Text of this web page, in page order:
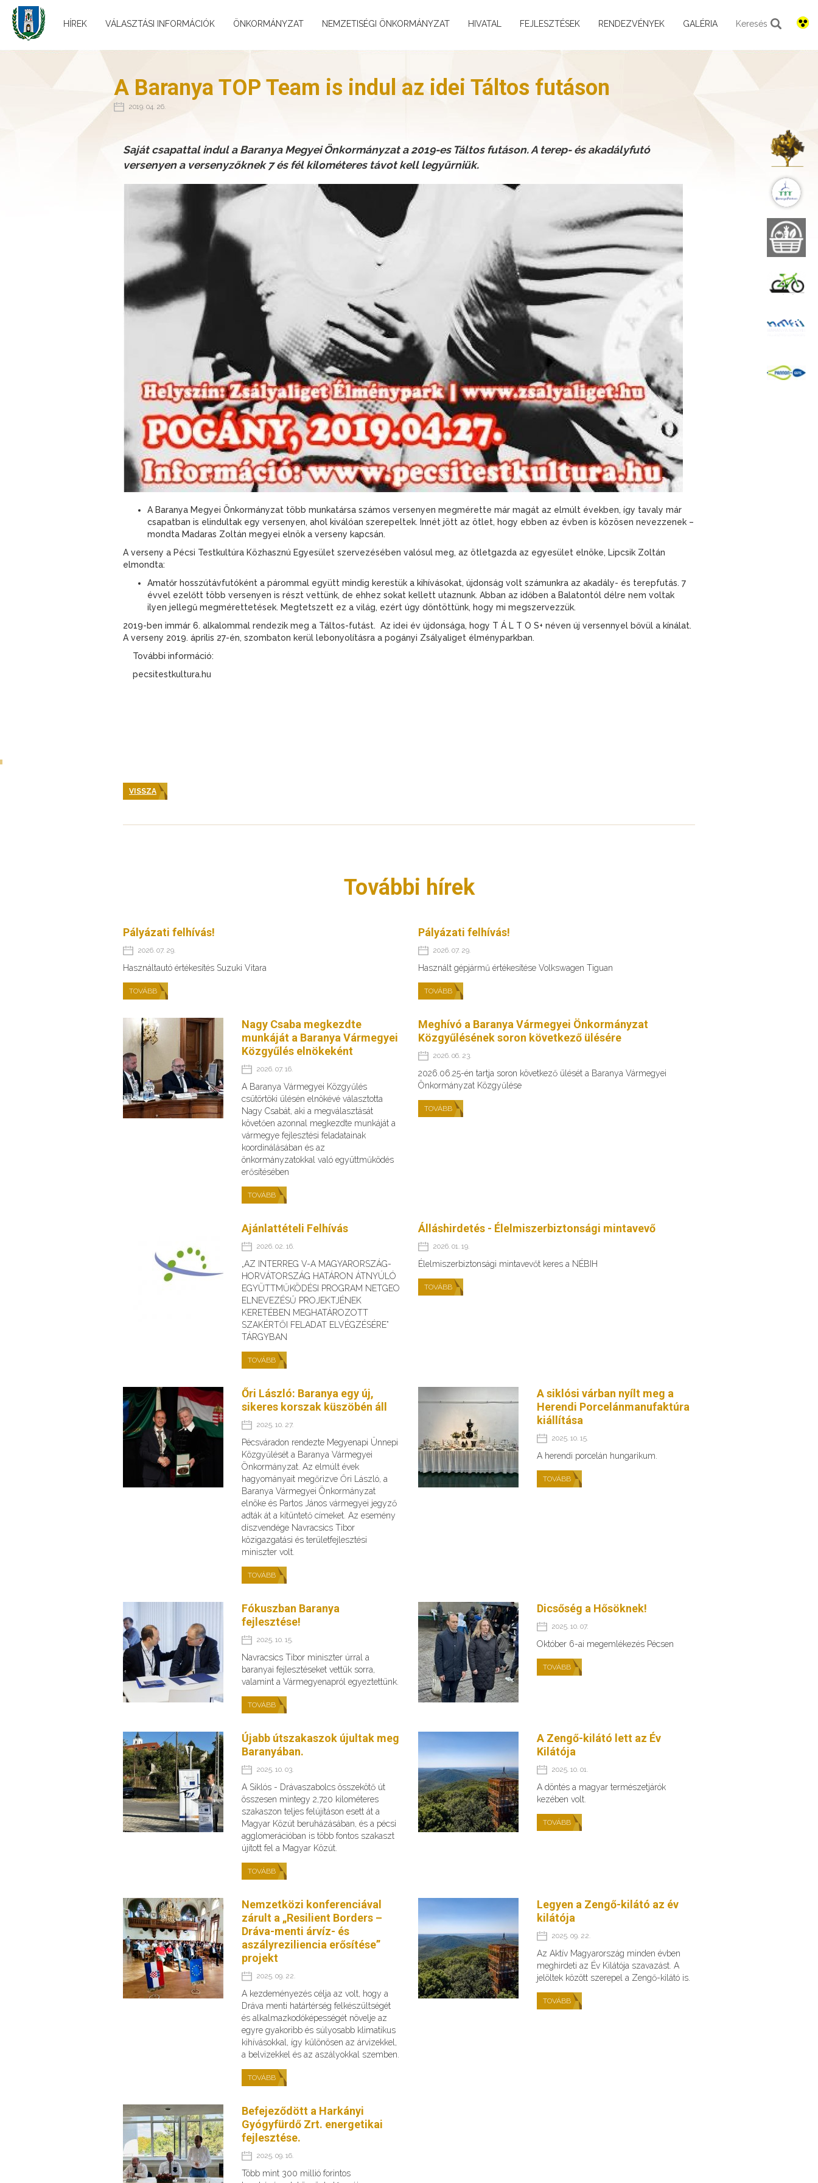
HÍREK VÁLASZTÁSI INFORMÁCIÓK ÖNKORMÁNYZAT NEMZETISÉGI ÖNKORMÁNYZAT HIVATAL FEJLESZTÉSEK RENDEZVÉNYEK GALÉRIA Keresés
A Baranya TOP Team is indul az idei Táltos futáson
2019. 04. 26.
Saját csapattal indul a Baranya Megyei Önkormányzat a 2019-es Táltos futáson. A terep- és akadályfutó
versenyen a versenyzőknek 7 és fél kilométeres távot kell legyűrniük.
A Baranya Megyei Önkormányzat több munkatársa számos versenyen megmérette már magát az elmúlt években, így tavaly már
csapatban is elindultak egy versenyen, ahol kiválóan szerepeltek. Innét jött az ötlet, hogy ebben az évben is közösen nevezzenek –
mondta Madaras Zoltán megyei elnök a verseny kapcsán.
A verseny a Pécsi Testkultúra Közhasznú Egyesület szervezésében valósul meg, az ötletgazda az egyesület elnöke, Lipcsik Zoltán
elmondta:
Amatőr hosszútávfutóként a párommal együtt mindig kerestük a kihívásokat, újdonság volt számunkra az akadály- és terepfutás. 7
évvel ezelőtt több versenyen is részt vettünk, de ehhez sokat kellett utaznunk. Abban az időben a Balatontól délre nem voltak
ilyen jellegű megmérettetések. Megtetszett ez a világ, ezért úgy döntöttünk, hogy mi megszervezzük.
2019-ben immár 6. alkalommal rendezik meg a Táltos-futást. Az idei év újdonsága, hogy T Á L T O S+ néven új versennyel bővül a kínálat.
A verseny 2019. április 27-én, szombaton kerül lebonyolításra a pogányi Zsályaliget élményparkban.
További információ:
pecsitestkultura.hu
VISSZA
További hírek
Pályázati felhívás!
2026. 07. 29.
Használtautó értékesítés Suzuki Vitara
TOVÁBB
Pályázati felhívás!
2026. 07. 29.
Használt gépjármű értékesítése Volkswagen Tiguan
TOVÁBB
Nagy Csaba megkezdte
munkáját a Baranya Vármegyei
Közgyűlés elnökeként
2026. 07. 16.
A Baranya Vármegyei Közgyűlés
csütörtöki ülésén elnökévé választotta
Nagy Csabát, aki a megválasztását
követően azonnal megkezdte munkáját a
vármegye fejlesztési feladatainak
koordinálásában és az
önkormányzatokkal való együttműködés
erősítésében
TOVÁBB
Meghívó a Baranya Vármegyei Önkormányzat
Közgyűlésének soron következő ülésére
2026. 06. 23.
2026.06.25-én tartja soron következő ülését a Baranya Vármegyei
Önkormányzat Közgyűlése
TOVÁBB
Ajánlattételi Felhívás
2026. 02. 16.
„AZ INTERREG V-A MAGYARORSZÁG-
HORVÁTORSZÁG HATÁRON ÁTNYÚLÓ
EGYÜTTMŰKÖDÉSI PROGRAM NETGEO
ELNEVEZÉSŰ PROJEKTJÉNEK
KERETÉBEN MEGHATÁROZOTT
SZAKÉRTŐI FELADAT ELVÉGZÉSÉRE”
TÁRGYBAN
TOVÁBB
Álláshirdetés - Élelmiszerbiztonsági mintavevő
2026. 01. 19.
Élelmiszerbiztonsági mintavevőt keres a NÉBIH
TOVÁBB
Őri László: Baranya egy új,
sikeres korszak küszöbén áll
2025. 10. 27.
Pécsváradon rendezte Megyenapi Ünnepi
Közgyűlését a Baranya Vármegyei
Önkormányzat. Az elmúlt évek
hagyományait megőrizve Őri László, a
Baranya Vármegyei Önkormányzat
elnöke és Partos János vármegyei jegyző
adták át a kitüntető címeket. Az esemény
díszvendége Navracsics Tibor
közigazgatási és területfejlesztési
miniszter volt.
TOVÁBB
A siklósi várban nyílt meg a
Herendi Porcelánmanufaktúra
kiállítása
2025. 10. 15.
A herendi porcelán hungarikum.
TOVÁBB
Fókuszban Baranya
fejlesztése!
2025. 10. 15.
Navracsics Tibor miniszter úrral a
baranyai fejlesztéseket vettük sorra,
valamint a Vármegyenapról egyeztettünk.
TOVÁBB
Dicsőség a Hősöknek!
2025. 10. 07.
Október 6-ai megemlékezés Pécsen
TOVÁBB
Újabb útszakaszok újultak meg
Baranyában.
2025. 10. 03.
A Siklós - Drávaszabolcs összekötő út
összesen mintegy 2,720 kilométeres
szakaszon teljes felújításon esett át a
Magyar Közút beruházásában, és a pécsi
agglomerációban is több fontos szakaszt
újított fel a Magyar Közút.
TOVÁBB
A Zengő-kilátó lett az Év
Kilátója
2025. 10. 01.
A döntés a magyar természetjárók
kezében volt.
TOVÁBB
Nemzetközi konferenciával
zárult a „Resilient Borders –
Dráva-menti árvíz- és
aszályreziliencia erősítése”
projekt
2025. 09. 22.
A kezdeményezés célja az volt, hogy a
Dráva menti határtérség felkészültségét
és alkalmazkodóképességét növelje az
egyre gyakoribb és súlyosabb klimatikus
kihívásokkal, így különösen az árvizekkel,
a belvizekkel és az aszályokkal szemben.
TOVÁBB
Legyen a Zengő-kilátó az év
kilátója
2025. 09. 22.
Az Aktív Magyarország minden évben
meghirdeti az Év Kilátója szavazást. A
jelöltek között szerepel a Zengő-kilátó is.
TOVÁBB
Befejeződött a Harkányi
Gyógyfürdő Zrt. energetikai
fejlesztése.
2025. 09. 16.
Több mint 300 millió forintos